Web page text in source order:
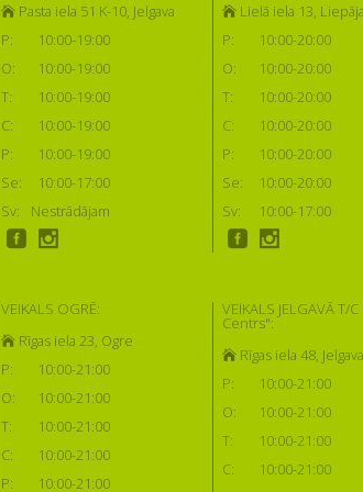
Pasta iela 51 K-10, Jelgava
P:
10:00-19:00
O:
10:00-19:00
T:
10:00-19:00
C:
10:00-19:00
P:
10:00-19:00
Se:
10:00-17:00
Sv:
Nestrādājam
Lielā iela 13, Liepāja
P:
10:00-20:00
O:
10:00-20:00
T:
10:00-20:00
C:
10:00-20:00
P:
10:00-20:00
Se:
10:00-20:00
Sv:
10:00-17:00
VEIKALS OGRĒ:
Rīgas iela 23, Ogre
P:
10:00-21:00
O:
10:00-21:00
T:
10:00-21:00
C:
10:00-21:00
P:
10:00-21:00
VEIKALS JELGAVĀ T/C
Centrs":
Rīgas iela 48, Jelgava
P:
10:00-21:00
O:
10:00-21:00
T:
10:00-21:00
C:
10:00-21:00